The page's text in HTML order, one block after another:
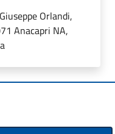
Orlandi,
Anacapri NA,